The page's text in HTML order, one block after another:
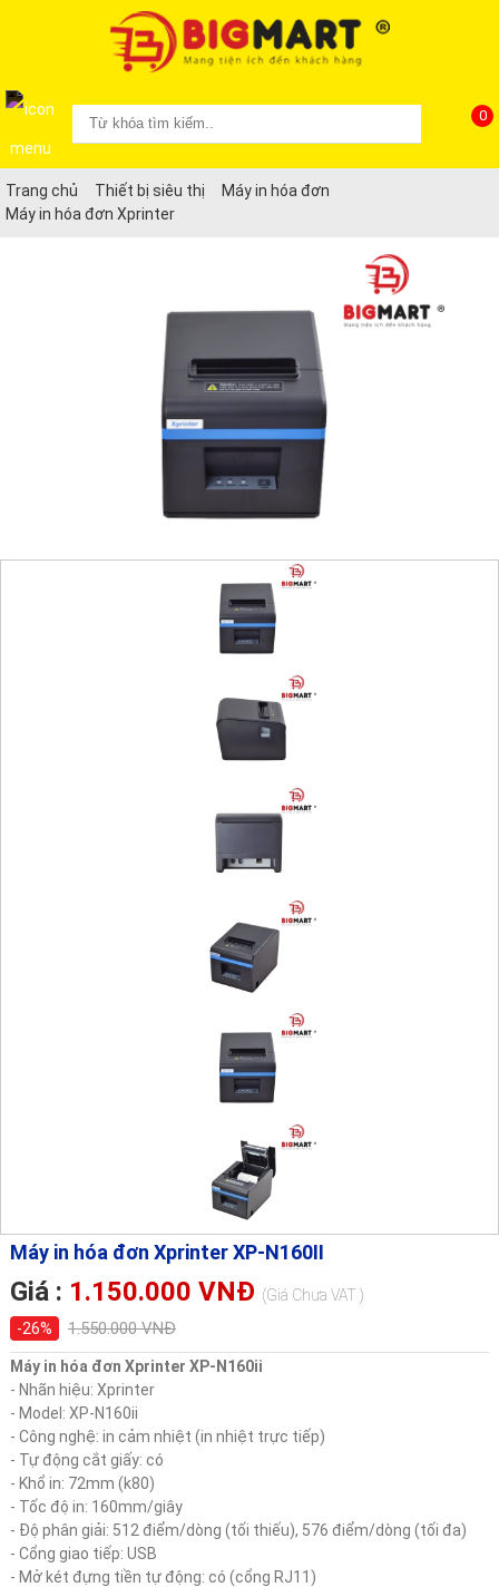
0
Trang chủ Thiết bị siêu thị
Máy in hóa đơn
Máy in hóa đơn Xprinter
Máy in hóa đơn Xprinter XP-N160II
Giá : 1.150.000 VNĐ (Giá Chưa VAT )
-26%
1.550.000 VNĐ
Máy in hóa đơn Xprinter XP-N160ii
- Nhãn hiệu: Xprinter
- Model: XP-N160ii
- Công nghệ: in cảm nhiệt (in nhiệt trực tiếp)
- Tự động cắt giấy: có
- Khổ in: 72mm (k80)
- Tốc độ in: 160mm/giây
- Độ phân giải: 512 điểm/dòng (tối thiếu), 576 điểm/dòng (tối đa)
- Cổng giao tiếp: USB
- Mở két đựng tiền tự động: có (cổng RJ11)